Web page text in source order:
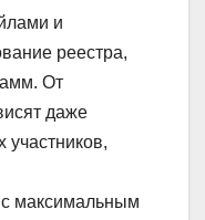
и
реестра,
От
даже
участников,
максимальным